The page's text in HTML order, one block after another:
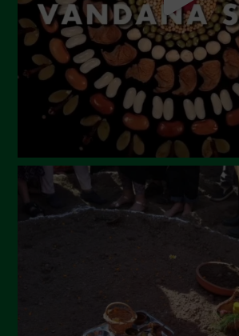
Maggio 2023
Aprile 2023
Marzo 2023
Febbraio 2023
Dicembre 2022
Novembre 2022
Ottobre 2022
Settembre 2022